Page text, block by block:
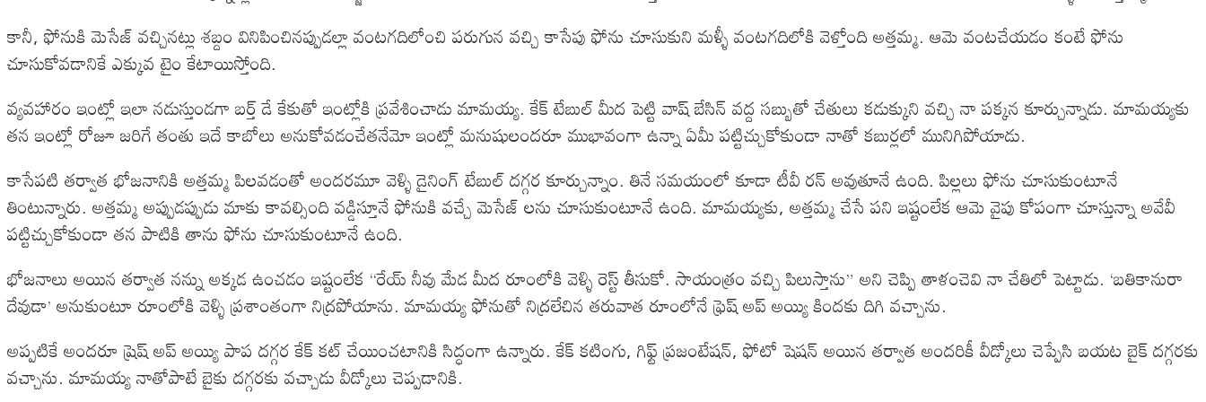
కానీ, ఫోనుకి మెసేజ్ వచ్చినట్లు శబ్దం వినిపించినప్పుడల్లా వంటగదిలోంచి పరుగున వచ్చి కాసేపు ఫోను చూసుకుని మళ్ళీ వంటగదిలోకి వెళ్తోంది అత్తమ్మ. ఆమె వంటచేయడం కంటే ఫోను
చూసుకోవడానికే ఎక్కువ టైం కేటాయిస్తోంది.
వ్యవహారం ఇంట్లో ఇలా నడుస్తుండగా బర్త్ డే కేకుతో ఇంట్లోకి ప్రవేశించాడు మామయ్య. కేక్ టేబుల్ మీద పెట్టి వాష్ బేసిన్ వద్ద సబ్బుతో చేతులు కడుక్కుని వచ్చి నా పక్కన కూర్చున్నాడు. మామయ్యకు
తన ఇంట్లో రోజూ జరిగే తంతు ఇదే కాబోలు అనుకోవడంచేతనేమో ఇంట్లో మనుషులందరూ ముభావంగా ఉన్నా ఏమీ పట్టిచ్చుకోకుండా నాతో కబుర్లలో మునిగిపోయాడు.
కాసేపటి తర్వాత భోజనానికి అత్తమ్మ పిలవడంతో అందరమూ వెళ్ళి డైనింగ్ టేబుల్ దగ్గర కూర్చున్నాం. తినే సమయంలో కూడా టీవీ రన్ అవుతూనే ఉంది. పిల్లలు ఫోను చూసుకుంటూనే
తింటున్నారు. అత్తమ్మ అప్పుడప్పుడు మాకు కావల్సింది వడ్డిస్తూనే ఫోనుకి వచ్చే మెసేజ్ లను చూసుకుంటూనే ఉంది. మామయ్యకు, అత్తమ్మ చేసే పని ఇష్టంలేక ఆమె వైపు కోపంగా చూస్తున్నా అవేవీ
పట్టిచ్చుకోకుండా తన పాటికి తాను ఫోను చూసుకుంటూనే ఉంది.
భోజనాలు అయిన తర్వాత నన్ను అక్కడ ఉంచడం ఇష్టంలేక “రేయ్ నీవు మేడ మీద రూంలోకి వెళ్ళి రెస్ట్ తీసుకో. సాయంత్రం వచ్చి పిలుస్తాను” అని చెప్పి తాళంచెవి నా చేతిలో పెట్టాడు. ‘బతికానురా
దేవుడా’ అనుకుంటూ రూంలోకి వెళ్ళి ప్రశాంతంగా నిద్రపోయాను. మామయ్య ఫోనుతో నిద్రలేచిన తరువాత రూంలోనే ఫ్రెష్ అప్ అయ్యి కిందకు దిగి వచ్చాను.
అప్పటికే అందరూ ష్రెష్ అప్ అయ్యి పాప దగ్గర కేక్ కట్ చేయించటానికి సిద్ధంగా ఉన్నారు. కేక్ కటింగు, గిఫ్ట్ ప్రజంటేషన్, ఫోటో షెషన్ అయిన తర్వాత అందరికీ వీడ్కోలు చెప్పేసి బయట బైక్ దగ్గరకు
వచ్చాను. మామయ్య నాతోపాటే బైకు దగ్గరకు వచ్చాడు వీడ్కోలు చెప్పడానికి.